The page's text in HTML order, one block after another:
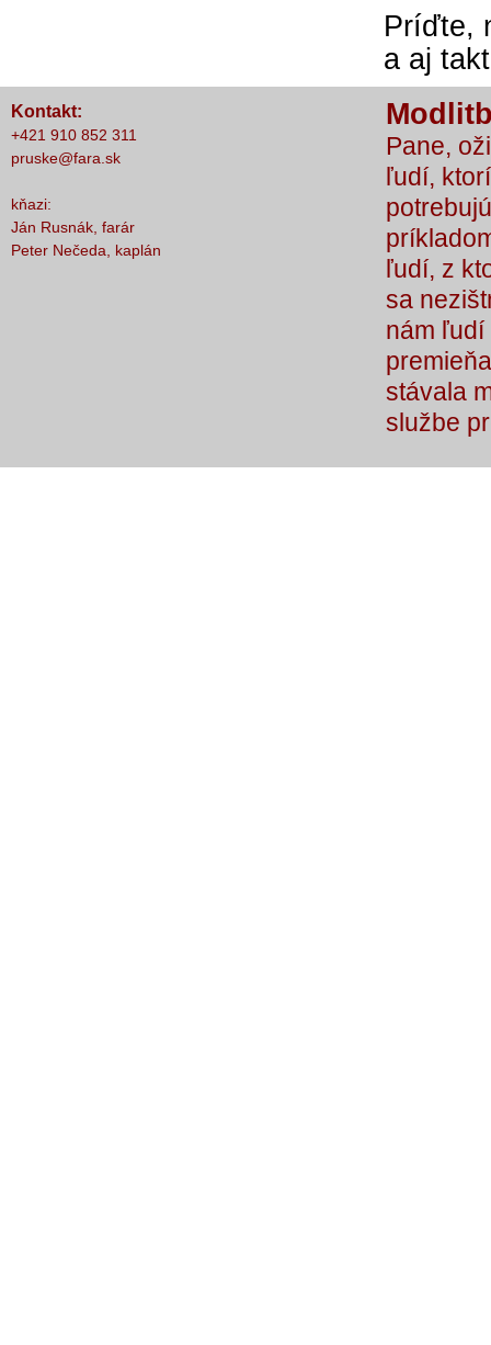
Príďte,
a aj
Kontakt:
+421 910 852 311
pruske@fara.sk
kňazi:
Ján Rusnák, farár
Peter Nečeda, kaplán
Pane,
ľudí,
ľudí, z
sa
nám
stávala
službe